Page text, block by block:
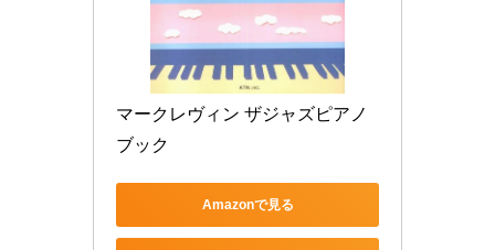
マークレヴィン ザジャズピアノ
ブック
Amazonで見る